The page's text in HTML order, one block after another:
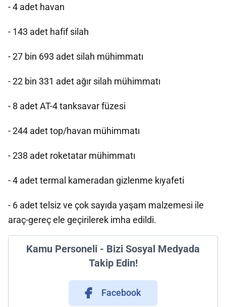
- 4 adet havan
- 143 adet hafif silah
- 27 bin 693 adet silah mühimmatı
- 22 bin 331 adet ağır silah mühimmatı
- 8 adet AT-4 tanksavar füzesi
- 244 adet top/havan mühimmatı
- 238 adet roketatar mühimmatı
- 4 adet termal kameradan gizlenme kıyafeti
- 6 adet telsiz ve çok sayıda yaşam malzemesi ile
araç-gereç ele geçirilerek imha edildi.
Kamu Personeli - Bizi Sosyal Medyada
Takip Edin!
Facebook